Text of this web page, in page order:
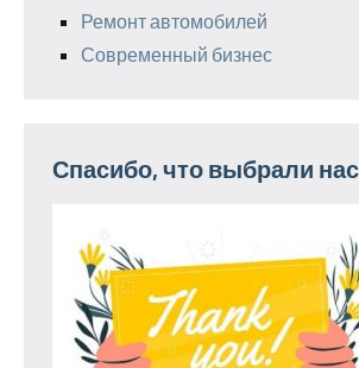
Ремонт автомобилей
Современный бизнес
Спасибо, что выбрали нас